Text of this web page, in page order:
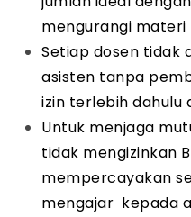
mengurangi materi
Setiap dosen tidak
asisten tanpa
izin terlebih dahulu
Untuk menjaga
tidak mengizinkan
mempercayakan
mengajar kepada